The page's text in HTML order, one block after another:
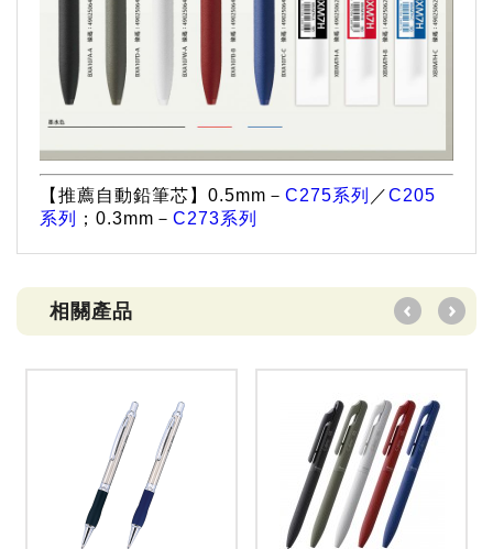
【推薦自動鉛筆芯】0.5mm－ C275系列 ／C205
系列
；0.3mm－ C273系列
相關產品